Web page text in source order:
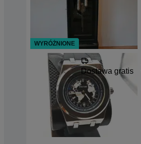
Dostawa gratis
WYRÓŻNIONE